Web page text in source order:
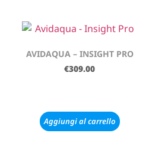
AVIDAQUA – INSIGHT PRO
€309.00
Aggiungi al carrello